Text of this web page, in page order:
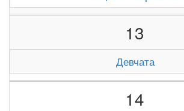
13
Девчата
14